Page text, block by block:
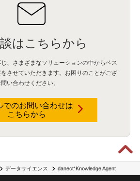
データサイエンス danect⁺Knowledge Agent
はこちらから
、さまざまなソリューションの中からベス
をさせていただきます。お困りのことがござ
い合わせください。
でのお問い合わせは
こちらから